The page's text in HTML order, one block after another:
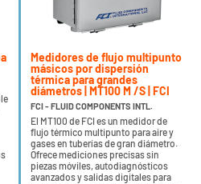
Medidores de flujo multipunto
másicos por dispersión
térmica para grandes
diámetros | MT100 M /S | FCI
FCI - FLUID COMPONENTS INTL.
El MT100 de FCI es un medidor de
flujo térmico multipunto para aire y
gases en tuberías de gran diámetro.
Ofrece mediciones precisas sin
piezas móviles, autodiagnósticos
avanzados y salidas digitales para